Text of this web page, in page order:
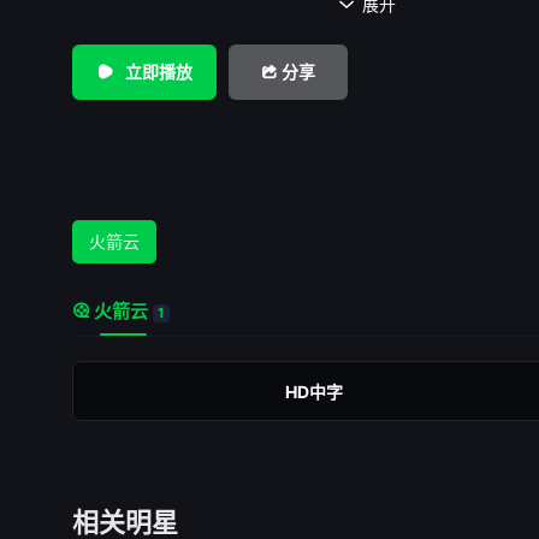
能就是现存的仅有的男性。 对于喜欢拈花惹草的马克思来
是天堂；而古板木讷的阿尔伯特则百思不得其解，他要想办法
 展开
立即播放 分享
火箭云
火箭云 1
HD中字
相关明星